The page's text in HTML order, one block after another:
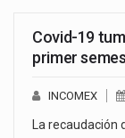
Covid-19
primer
INCOMEX
La